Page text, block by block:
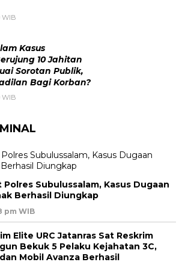
WIB
Kasus
10 Jahitan
Sorotan Publik,
Bagi Korban?
WIB
Polres Subulussalam, Kasus Dugaan
Berhasil Diungkap
pm WIB
Elite URC Jatanras Sat Reskrim
Bekuk 5 Pelaku Kejahatan 3C,
Mobil Avanza Berhasil